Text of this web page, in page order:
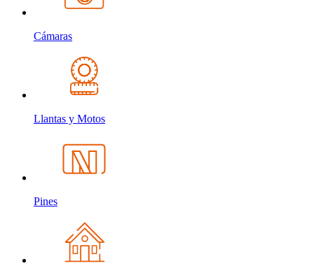
Cámaras
Llantas y Motos
Pines